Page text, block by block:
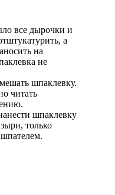
все дырочки и
а
на
не
шпаклевку.
читать
шпаклевку
только